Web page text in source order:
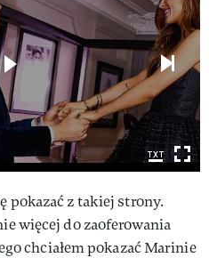
pokazać z takiej strony.
więcej do zaoferowania
chciałem pokazać Marinie